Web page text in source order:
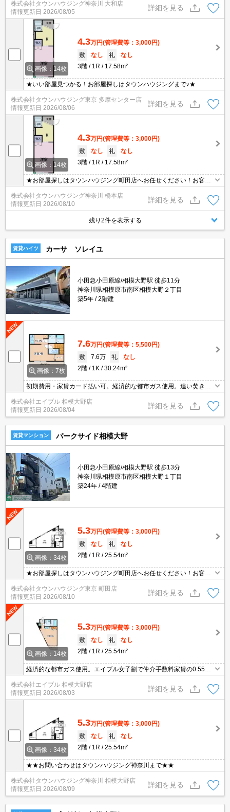
株式会社タウンハウジング神奈川 大和店
情報更新日 2026/08/05
詳細を見る
画像：14枚
4.3万円(管理費等：3,000円)
敷
なし 礼
なし
3階
1R 17.58m²
★いい部屋見つかる！お部屋探しはタウンハウジングまで♪★
株式会社タウンハウジング東京 多摩センター店
情報更新日 2026/08/06
詳細を見る
画像：14枚
4.3万円(管理費等：3,000円)
敷
なし 礼
なし
3階
1R 17.58m²
★お部屋探しはタウンハウジング町田店へお任せください！お客様
のご条件にピッタリなお部屋をご紹介可能です！！お引越しのプロ
が精一杯お手伝いさせていただきます！！★
株式会社タウンハウジング神奈川 橋本店
情報更新日 2026/08/10
詳細を見る
残り2件を表示する
賃貸ハイツ カーサ ソレイユ
小田急小田原線/相模大野駅 徒歩11分
神奈川県相模原市南区相模大野２丁目
築5年
2階建
画像：7枚
7.6万円(管理費等：5,500円)
敷
7.6万 礼
なし
2階
1K 30.24m²
初期費用・家賃カード払い可。経済的な都市ガス使用。追い焚き機
能付きバス。24時間セキュリティシステム。オンライン申込相談
可。大和ハウス施工。セコムホームセキュリティ付で安心。
株式会社エイブル 相模大野店
情報更新日 2026/08/04
詳細を見る
賃貸マンション パークサイド相模大野
小田急小田原線/相模大野駅 徒歩13分
神奈川県相模原市南区相模大野１丁目
築24年
4階建
画像：34枚
5.3万円(管理費等：3,000円)
敷
なし 礼
なし
2階
1R 25.54m²
★お部屋探しはタウンハウジング町田店へお任せください！お客様
のご条件にピッタリなお部屋をご紹介可能です！！お引越しのプロ
が精一杯お手伝いさせていただきます！！★
株式会社タウンハウジング東京 町田店
情報更新日 2026/08/10
詳細を見る
画像：14枚
5.3万円(管理費等：3,000円)
敷
なし 礼
なし
2階
1R 25.54m²
経済的な都市ガス使用。エイブル女子割で仲介手数料家賃の0.55ヶ
月分より10％ＯＦＦ。オンライン内見相談可。あなたの新生活応援
します！。新生活のスタートはここから。閑静な住宅街。要火災保
険。
株式会社エイブル 相模大野店
情報更新日 2026/08/03
詳細を見る
画像：34枚
5.3万円(管理費等：3,000円)
敷
なし 礼
なし
2階
1R 25.54m²
★★お問い合わせはタウンハウジング神奈川まで★★
株式会社タウンハウジング神奈川 相模大野店
情報更新日 2026/08/09
詳細を見る